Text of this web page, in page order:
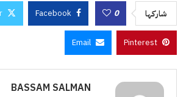
شاركها 0
Facebook
Pinterest
Email
BASSAM SALMAN